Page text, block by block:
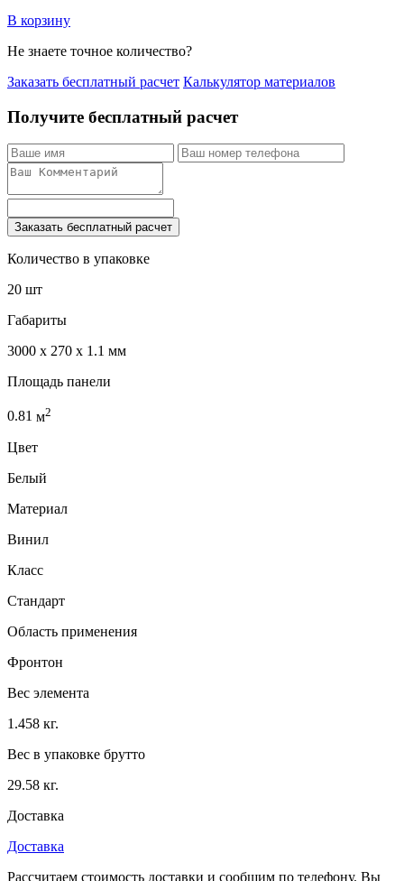
В корзину
Не знаете точное количество?
Заказать бесплатный расчет Калькулятор материалов
Получите бесплатный расчет
Заказать бесплатный расчет
Количество в упаковке
20 шт
Габариты
3000 x 270 x 1.1 мм
Площадь панели
0.81 м2
Цвет
Белый
Материал
Винил
Класс
Стандарт
Область применения
Фронтон
Вес элемента
1.458 кг.
Вес в упаковке брутто
29.58 кг.
Доставка
Доставка
Рассчитаем стоимость доставки и сообщим по телефону. Вы